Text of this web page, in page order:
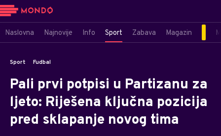
Naslovna Najnovije Info Sport Zabava Magazin
Sport Fudbal
Pali prvi potpisi u Partizanu za
ljeto: Riješena ključna pozicija
pred sklapanje novog tima